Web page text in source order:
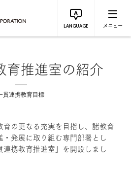
LANGUAGE メニュー
育推進室の紹介
貫連携教育目標
の更なる充実を目指し、諸教育
発展に取り組む専門部署とし
携教育推進室」を開設しまし